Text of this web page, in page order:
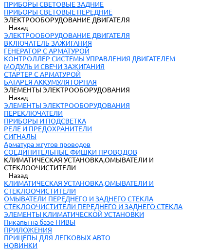
ПРИБОРЫ СВЕТОВЫЕ ЗАДНИЕ
ПРИБОРЫ СВЕТОВЫЕ ПЕРЕДНИЕ
ЭЛЕКТРООБОРУДОВАНИЕ ДВИГАТЕЛЯ
Назад
ЭЛЕКТРООБОРУДОВАНИЕ ДВИГАТЕЛЯ
ВКЛЮЧАТЕЛЬ ЗАЖИГАНИЯ
ГЕНЕРАТОР С АРМАТУРОЙ
КОНТРОЛЛЕР СИСТЕМЫ УПРАВЛЕНИЯ ДВИГАТЕЛЕМ
МОДУЛЬ И СВЕЧИ ЗАЖИГАНИЯ
СТАРТЕР С АРМАТУРОЙ
БАТАРЕЯ АККУМУЛЯТОРНАЯ
ЭЛЕМЕНТЫ ЭЛЕКТРООБОРУДОВАНИЯ
Назад
ЭЛЕМЕНТЫ ЭЛЕКТРООБОРУДОВАНИЯ
ПЕРЕКЛЮЧАТЕЛИ
ПРИБОРЫ И ПОДСВЕТКА
РЕЛЕ И ПРЕДОХРАНИТЕЛИ
СИГНАЛЫ
Арматура жгутов проводов
СОЕДИНИТЕЛЬНЫЕ ФИШКИ ПРОВОДОВ
КЛИМАТИЧЕСКАЯ УСТАНОВКА,ОМЫВАТЕЛИ И
СТЕКЛООЧИСТИТЕЛИ
Назад
КЛИМАТИЧЕСКАЯ УСТАНОВКА,ОМЫВАТЕЛИ И
СТЕКЛООЧИСТИТЕЛИ
ОМЫВАТЕЛИ ПЕРЕДНЕГО И ЗАДНЕГО СТЕКЛА
СТЕКЛООЧИСТИТЕЛИ ПЕРЕДНЕГО И ЗАДНЕГО СТЕКЛА
ЭЛЕМЕНТЫ КЛИМАТИЧЕСКОЙ УСТАНОВКИ
Пикапы на базе НИВЫ
ПРИЛОЖЕНИЯ
ПРИЦЕПЫ ДЛЯ ЛЕГКОВЫХ АВТО
НОВИНКИ